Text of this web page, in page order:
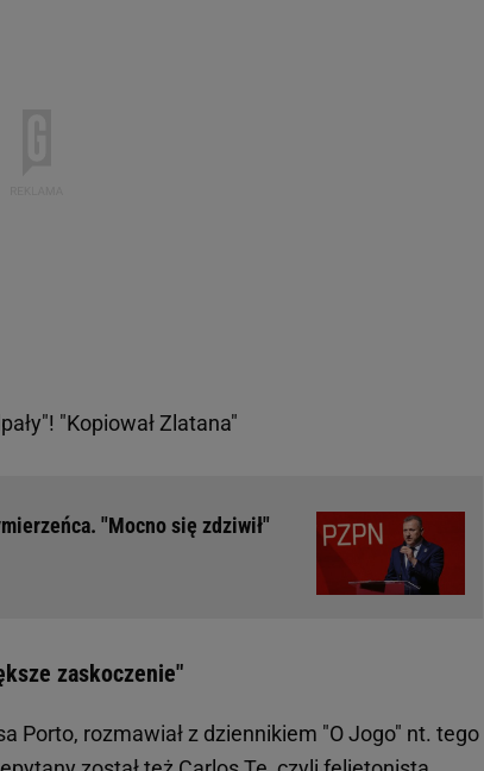
"Kopiował Zlatana"
"Mocno się zdziwił"
zaskoczenie"
Porto, rozmawiał z dziennikiem "O Jogo" nt. tego